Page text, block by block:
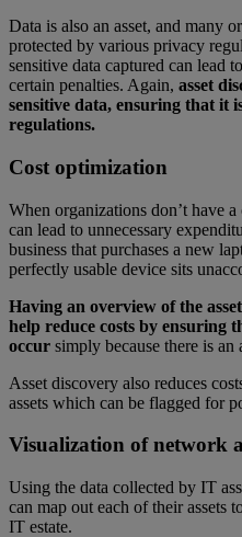
Data is also an asset, and many
protected by various privacy
sensitive data captured can lead
certain penalties. Again, asset
sensitive data, ensuring that it
regulations.
Cost optimization
When organizations don’t have
can lead to unnecessary
business that purchases a new
perfectly usable device sits
Having an overview of the
help reduce costs by ensuring
occur simply because there is an
Asset discovery also reduces
assets which can be flagged for
Visualization of network
Using the data collected by IT
can map out each of their assets
IT estate.